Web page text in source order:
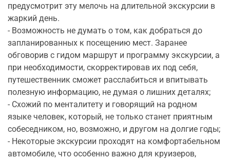
предусмотрит эту мелочь на длительной экскурсии в
жаркий день.
- Возможность не думать о том, как добраться до
запланированных к посещению мест. Заранее
обговорив с гидом маршрут и программу экскурсии, а
при необходимости, скорректировав их под себя,
путешественник сможет расслабиться и впитывать
полезную информацию, не думая о лишних деталях;
- Схожий по менталитету и говорящий на родном
языке человек, который, не только станет приятным
собеседником, но, возможно, и другом на долгие годы;
- Некоторые экскурсии проходят на комфортабельном
автомобиле, что особенно важно для круизеров,